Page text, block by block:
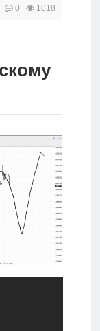
0 1018